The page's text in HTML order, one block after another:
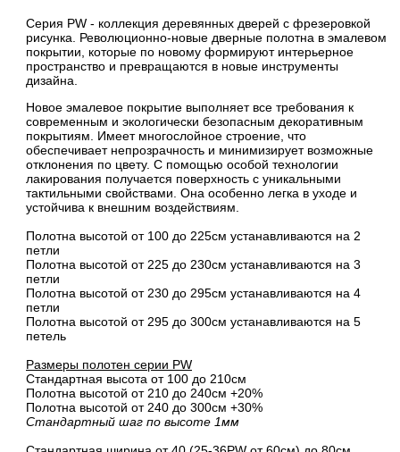
Серия PW - коллекция деревянных дверей с фрезеровкой
рисунка. Революционно-новые дверные полотна в эмалевом
покрытии, которые по новому формируют интерьерное
пространство и превращаются в новые инструменты
дизайна.
Новое эмалевое покрытие выполняет все требования к
современным и экологически безопасным декоративным
покрытиям. Имеет многослойное строение, что
обеспечивает непрозрачность и минимизирует возможные
отклонения по цвету. С помощью особой технологии
лакирования получается поверхность с уникальными
тактильными свойствами. Она особенно легка в уходе и
устойчива к внешним воздействиям.
Полотна высотой от 100 до 225см устанавливаются на 2
петли
Полотна высотой от 225 до 230см устанавливаются на 3
петли
Полотна высотой от 230 до 295см устанавливаются на 4
петли
Полотна высотой от 295 до 300см устанавливаются на 5
петель
Размеры полотен серии PW
Стандартная высота от 100 до 210см
Полотна высотой от 210 до 240см +20%
Полотна высотой от 240 до 300см +30%
Стандартный шаг по высоте 1мм